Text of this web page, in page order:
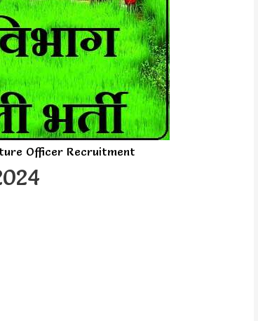
Officer Recruitment